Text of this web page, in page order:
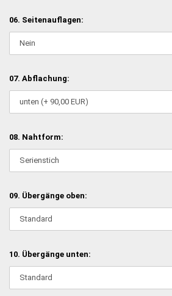
06. Seitenauflagen:
07. Abflachung:
08. Nahtform:
09. Übergänge oben:
10. Übergänge unten: